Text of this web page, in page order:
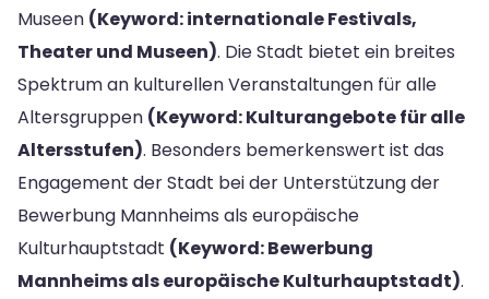
Museen (Keyword: internationale Festivals,
Theater und Museen). Die Stadt bietet ein breites
Spektrum an kulturellen Veranstaltungen für alle
Altersgruppen (Keyword: Kulturangebote für alle
Altersstufen). Besonders bemerkenswert ist das
Engagement der Stadt bei der Unterstützung der
Bewerbung Mannheims als europäische
Kulturhauptstadt (Keyword: Bewerbung
Mannheims als europäische Kulturhauptstadt).